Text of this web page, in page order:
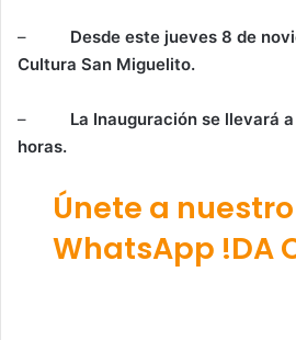
– Desde este jueves 8 de
Cultura San Miguelito.
– La Inauguración se llevará
horas.
Únete a
WhatsApp !DA